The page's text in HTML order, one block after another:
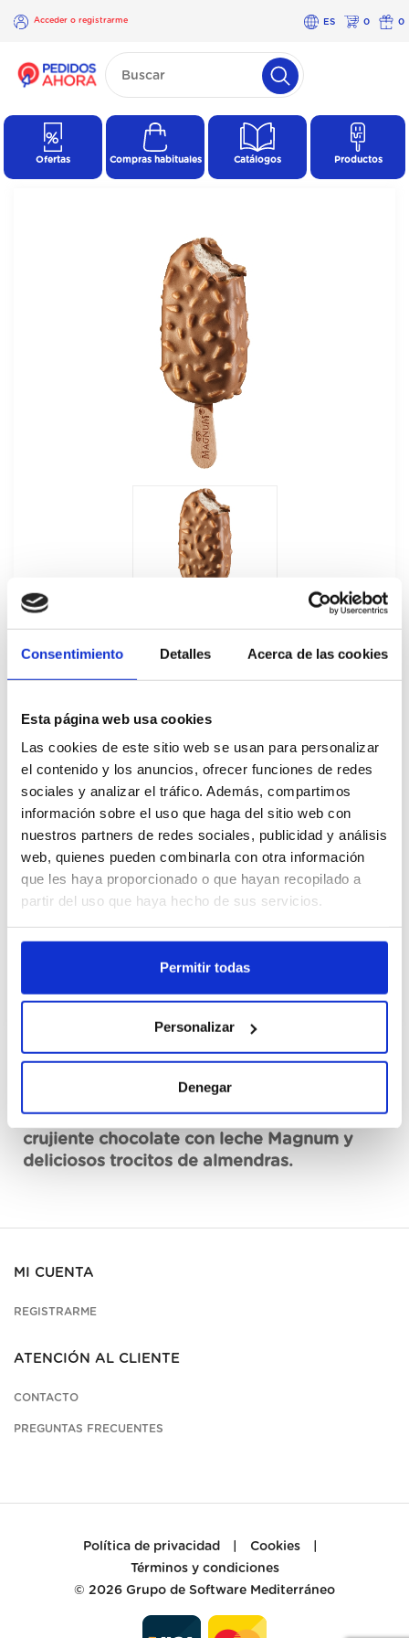
Consentimiento Detalles Acerca de las cookies
Esta página web usa cookies
Las cookies de este sitio web se usan para personalizar
el contenido y los anuncios, ofrecer funciones de redes
sociales y analizar el tráfico. Además, compartimos
información sobre el uso que haga del sitio web con
nuestros partners de redes sociales, publicidad y análisis
web, quienes pueden combinarla con otra información
que les haya proporcionado o que hayan recopilado a
partir del uso que haya hecho de sus servicios.
Permitir todas
Personalizar
Denegar
Acceder o registrarme ES 0 0
×
Acceder o
Ofertas Compras habituales Catálogos Productos
Magnum Almendras 20Ux120ML
Cajas
Registrarme
No disponible, solicita ahora
Ver ficha técnica
Cremoso helado de vainilla recubierto de
crujiente chocolate con leche Magnum y
deliciosos trocitos de almendras.
MI CUENTA
REGISTRARME
ATENCIÓN AL CLIENTE
CONTACTO
PREGUNTAS FRECUENTES
Política de privacidad Cookies
Términos y condiciones
© 2026 Grupo de Software Mediterráneo